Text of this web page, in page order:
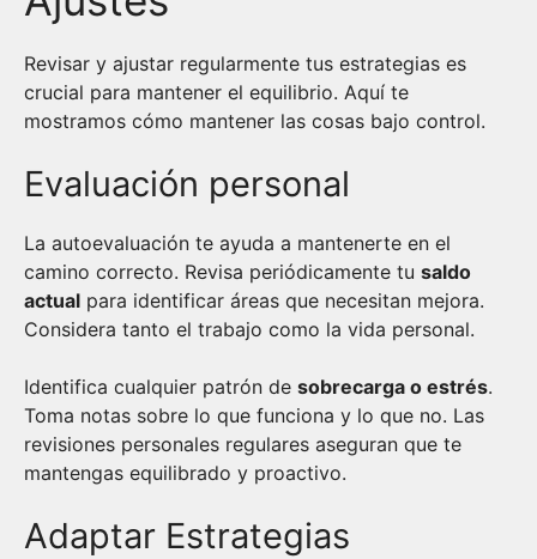
Revisar y ajustar regularmente tus estrategias es
crucial para mantener el equilibrio. Aquí te
mostramos cómo mantener las cosas bajo control.
Evaluación personal
La autoevaluación te ayuda a mantenerte en el
camino correcto. Revisa periódicamente tu saldo
actual para identificar áreas que necesitan mejora.
Considera tanto el trabajo como la vida personal.
Identifica cualquier patrón de sobrecarga o estrés.
Toma notas sobre lo que funciona y lo que no. Las
revisiones personales regulares aseguran que te
mantengas equilibrado y proactivo.
Adaptar Estrategias